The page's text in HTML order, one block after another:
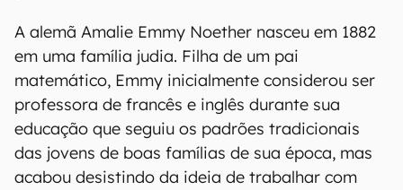
A alemã Amalie Emmy Noether nasceu em 1882
em uma família judia. Filha de um pai
matemático, Emmy inicialmente considerou ser
professora de francês e inglês durante sua
educação que seguiu os padrões tradicionais
das jovens de boas famílias de sua época, mas
acabou desistindo da ideia de trabalhar com